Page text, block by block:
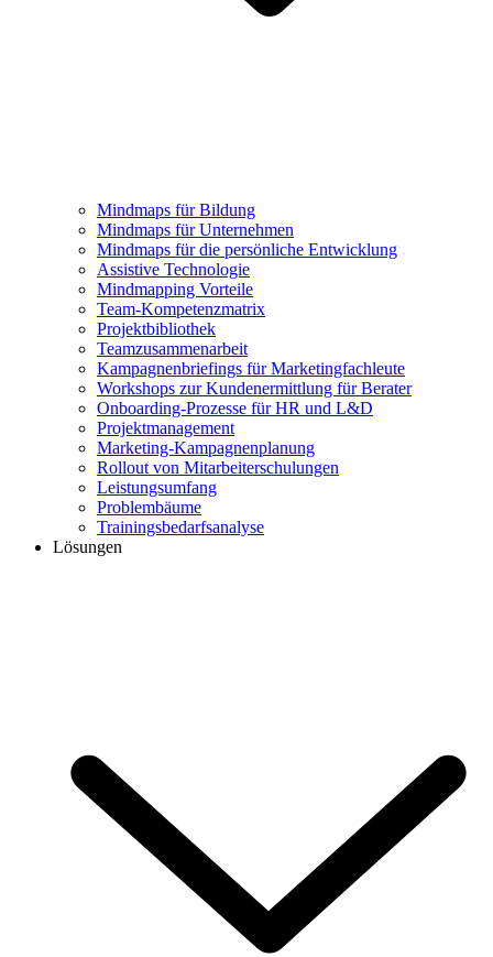
Mindmaps für Bildung
Mindmaps für Unternehmen
Mindmaps für die persönliche Entwicklung
Assistive Technologie
Mindmapping Vorteile
Team-Kompetenzmatrix
Projektbibliothek
Teamzusammenarbeit
Kampagnenbriefings für Marketingfachleute
Workshops zur Kundenermittlung für Berater
Onboarding-Prozesse für HR und L&D
Projektmanagement
Marketing-Kampagnenplanung
Rollout von Mitarbeiterschulungen
Leistungsumfang
Problembäume
Trainingsbedarfsanalyse
Lösungen